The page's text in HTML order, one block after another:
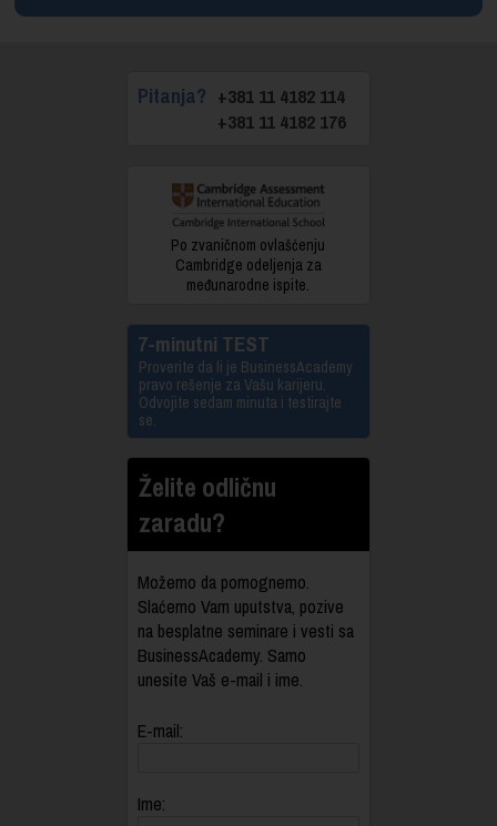
Pitanja? +381 11 4182 114
+381 11 4182 176
Po zvaničnom ovlašćenju
Cambridge odeljenja za
međunarodne ispite.
7-minutni TEST
Proverite da li je BusinessAcademy
pravo rešenje za Vašu karijeru.
Odvojite sedam minuta i testirajte
se.
Želite odličnu
zaradu?
Možemo da pomognemo.
Slaćemo Vam uputstva, pozive
na besplatne seminare i vesti sa
BusinessAcademy. Samo
unesite Vaš e-mail i ime.
E-mail:
Ime: